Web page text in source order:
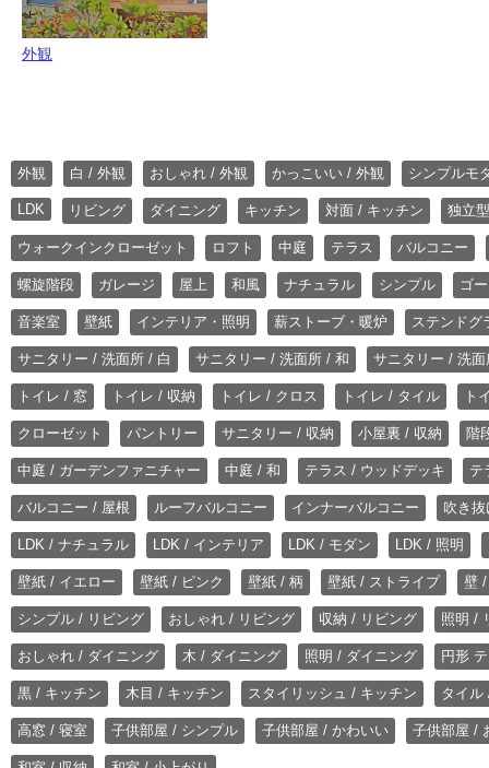
外観
外観 白 / 外観 おしゃれ / 外観 かっこいい / 外観 シンプルモ
LDK リビング ダイニング キッチン 対面 / キッチン 独立
ウォークインクローゼット ロフト 中庭 テラス バルコニー
螺旋階段 ガレージ 屋上 和風 ナチュラル シンプル ゴ
音楽室 壁紙 インテリア・照明 薪ストーブ・暖炉 ステンドグ
サニタリー / 洗面所 / 白 サニタリー / 洗面所 / 和 サニタリー / 洗
トイレ / 窓 トイレ / 収納 トイレ / クロス トイレ / タイル ト
クローゼット パントリー サニタリー / 収納 小屋裏 / 収納 階
中庭 / ガーデンファニチャー 中庭 / 和 テラス / ウッドデッキ テ
バルコニー / 屋根 ルーフバルコニー インナーバルコニー 吹き
LDK / ナチュラル LDK / インテリア LDK / モダン LDK / 照明
壁紙 / イエロー 壁紙 / ピンク 壁紙 / 柄 壁紙 / ストライプ 壁
シンプル / リビング おしゃれ / リビング 収納 / リビング 照明 /
おしゃれ / ダイニング 木 / ダイニング 照明 / ダイニング 円形
黒 / キッチン 木目 / キッチン スタイリッシュ / キッチン タイル
高窓 / 寝室 子供部屋 / シンプル 子供部屋 / かわいい 子供部屋 /